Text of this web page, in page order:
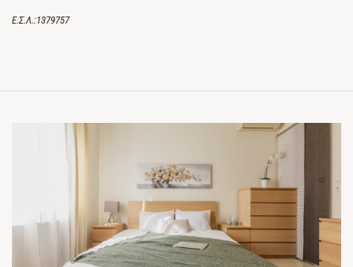
Ε.Σ.Λ.:1379757